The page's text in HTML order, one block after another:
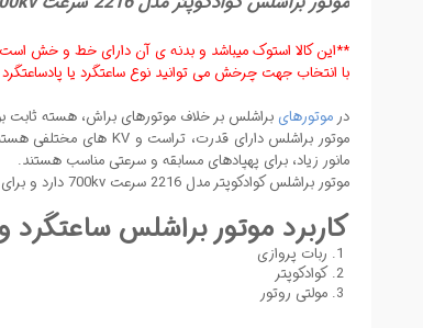
**این کالا استوک میباشد و بدنه ی آن دارای خط و خش
با انتخاب جهت چرخش می توانید نوع ساعتگرد یا
درموتورهای براشلس بر خلاف موتورهای براش، هسته ثابت
مانور زیاد، برای پهپادهای مسابقه و سرعتی مناسب هستند.
موتور براشلس کوادکوپتر مدل 2216 سرعت 700kv دارد و برای تغذیه نیاز به باتری 3 سل یا ولتاژ حدود 11.2 ولت دارد و حداکثر جریان آم 28 آمپر است.
کاربرد موتور براشلس ساعتگرد و
ربات پروازی
کوادکوپتر
مولتی روتور